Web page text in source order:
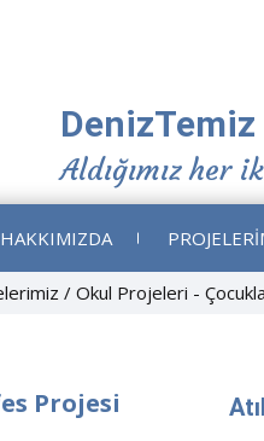
DenizTemiz
Aldığımız her
HAKKIMIZDA
Okul Projeleri -
Projesi